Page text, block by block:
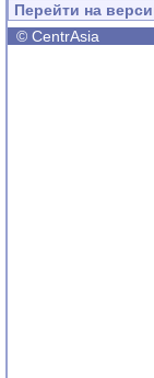
Перейти на
© CentrAsia